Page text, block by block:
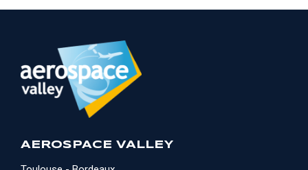
AEROSPACE VALLEY